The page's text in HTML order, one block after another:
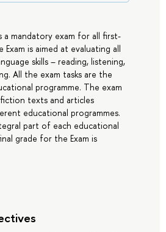
a mandatory exam for all first-
is aimed at evaluating all
skills – reading, listening,
All the exam tasks are the
programme. The exam
texts and articles
educational programmes.
part of each educational
grade for the Exam is